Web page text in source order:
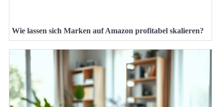
Wie lassen sich Marken auf Amazon profitabel skalieren?